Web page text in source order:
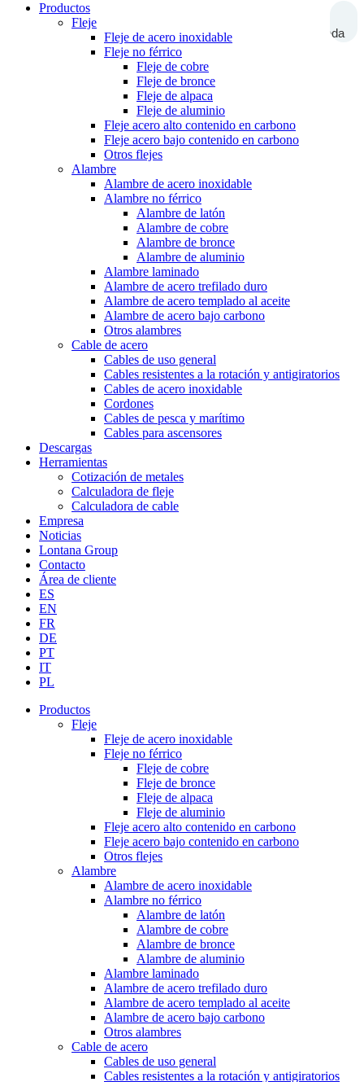
Búsqueda
Productos
Fleje
Fleje de acero inoxidable
Fleje no férrico
Fleje de cobre
Fleje de bronce
Fleje de alpaca
Fleje de aluminio
Fleje acero alto contenido en carbono
Fleje acero bajo contenido en carbono
Otros flejes
Alambre
Alambre de acero inoxidable
Alambre no férrico
Alambre de latón
Alambre de cobre
Alambre de bronce
Alambre de aluminio
Alambre laminado
Alambre de acero trefilado duro
Alambre de acero templado al aceite
Alambre de acero bajo carbono
Otros alambres
Cable de acero
Cables de uso general
Cables resistentes a la rotación y antigiratorios
Cables de acero inoxidable
Cordones
Cables de pesca y marítimo
Cables para ascensores
Descargas
Herramientas
Cotización de metales
Calculadora de fleje
Calculadora de cable
Empresa
Noticias
Lontana Group
Contacto
Área de cliente
ES
EN
FR
DE
PT
IT
PL
Productos
Fleje
Fleje de acero inoxidable
Fleje no férrico
Fleje de cobre
Fleje de bronce
Fleje de alpaca
Fleje de aluminio
Fleje acero alto contenido en carbono
Fleje acero bajo contenido en carbono
Otros flejes
Alambre
Alambre de acero inoxidable
Alambre no férrico
Alambre de latón
Alambre de cobre
Alambre de bronce
Alambre de aluminio
Alambre laminado
Alambre de acero trefilado duro
Alambre de acero templado al aceite
Alambre de acero bajo carbono
Otros alambres
Cable de acero
Cables de uso general
Cables resistentes a la rotación y antigiratorios